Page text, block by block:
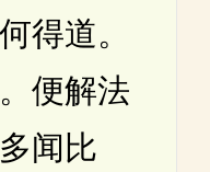
得道。
便解法
闻比